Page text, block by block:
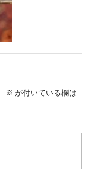
※ が付いている欄は